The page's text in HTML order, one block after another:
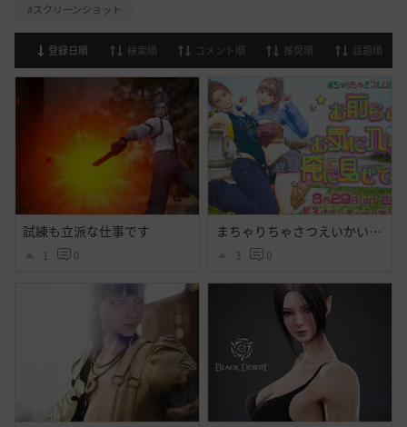
#スクリーンショット
登録日順 検索順 コメント順 推奨順 話題順
試練も立派な仕事です
1 0
まちゃりちゃさつえいかい【予告】
3 0